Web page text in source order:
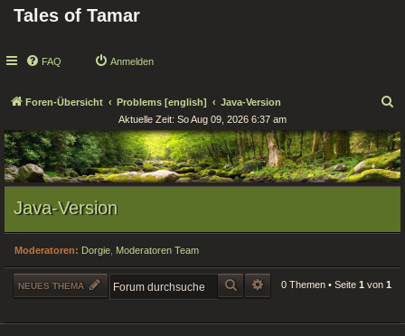
Tales of Tamar
FAQ Anmelden
Foren-Übersicht Problems [english] Java-Version
c
h
e
Aktuelle Zeit: So Aug 09, 2026 6:37 am
Java-Version
Moderatoren: Dorgie Moderatoren Team
NEUES THEMA SUCHE ERWEITERTE SUCHE
0 Themen • Seite 1 von 1